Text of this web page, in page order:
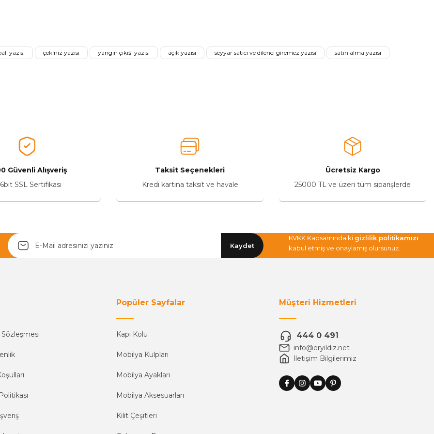
yazısı çekiniz yazısı yangın çıkışı yazısı açık yazısı seyyar satıcı ve dilenci giremez yazısı
satın alma yazısı
Güvenli Alışveriş
SSL Sertifikası
Taksit Seçenekleri
Kredi kartına taksit ve havale
Ücretsiz Kargo
25000 TL ve üzeri tüm siparişlerde
Kaydet
KVKK Kapsamında ki gizlilik politikamızı
kabul etmiş ve onaylamış olursunuz.
Sözleşmesi
Popüler Sayfalar
Kapı Kolu
Mobilya Kulpları
Mobilya Ayakları
Mobilya Aksesuarları
Kilit Çeşitleri
Müşteri Hizmetleri
444 0 491
info@eryildiz.net
İletişim Bilgilerimiz